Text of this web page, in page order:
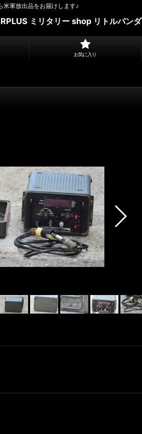
米軍放出品をお届けします♪
ミリタリー shop リトルパンダ
お気に入り